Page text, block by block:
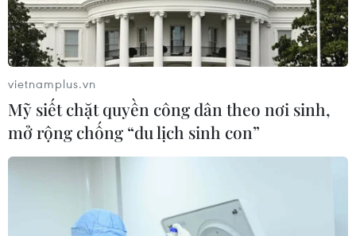
vietnamplus.vn
Mỹ siết chặt quyền công dân theo nơi sinh,
mở rộng chống “du lịch sinh con”